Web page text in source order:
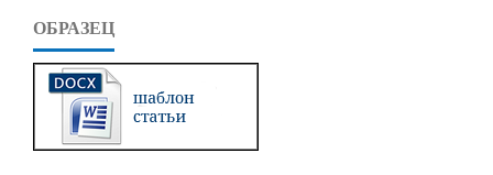
ОБРАЗЕЦ